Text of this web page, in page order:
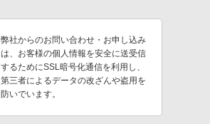
弊社からのお問い合わせ・お申し込み
は、お客様の個人情報を安全に送受信
するためにSSL暗号化通信を利用し、
第三者によるデータの改ざんや盗用を
防いでいます。